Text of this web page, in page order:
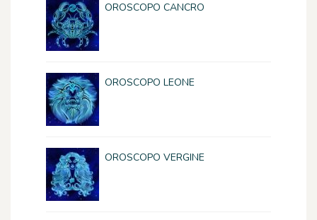
OROSCOPO CANCRO
OROSCOPO LEONE
OROSCOPO VERGINE